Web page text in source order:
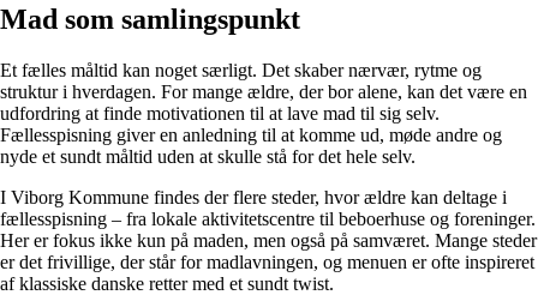
Mad som samlingspunkt
Et fælles måltid kan noget særligt. Det skaber nærvær, rytme og
struktur i hverdagen. For mange ældre, der bor alene, kan det være en
udfordring at finde motivationen til at lave mad til sig selv.
Fællesspisning giver en anledning til at komme ud, møde andre og
nyde et sundt måltid uden at skulle stå for det hele selv.
I Viborg Kommune findes der flere steder, hvor ældre kan deltage i
fællesspisning – fra lokale aktivitetscentre til beboerhuse og foreninger.
Her er fokus ikke kun på maden, men også på samværet. Mange steder
er det frivillige, der står for madlavningen, og menuen er ofte inspireret
af klassiske danske retter med et sundt twist.